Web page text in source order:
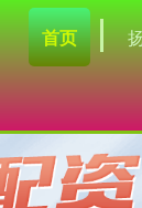
首页